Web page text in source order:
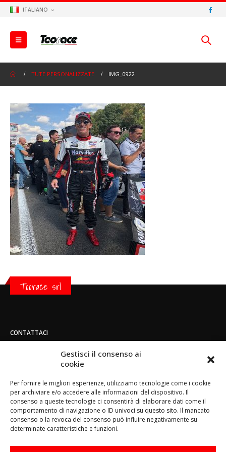
Gestisci il consenso ai
cookie
Per fornire le migliori esperienze, utilizziamo tecnologie come i cookie
per archiviare e/o accedere alle informazioni del dispositivo. Il
consenso a queste tecnologie ci consentirà di elaborare dati come il
comportamento di navigazione o ID univoci su questo sito. Il mancato
consenso o la revoca del consenso può influire negativamente su
determinate caratteristiche e funzioni.
ITALIANO
TUTE PERSONALIZZATE IMG_0922
Toorace srl
CONTATTACI
Strada di San Mauro 236/B - 10156 - Torino
(+39) 011.800.49.59
Email:
info@toorace.it
Orario di lavoro: